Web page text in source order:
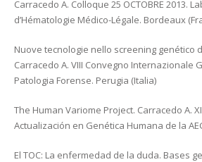
Carracedo A. Colloque 25 OCTOBRE 2013.
d’Hématologie Médico-Légale. Bordeaux
Nuove tecnologie nello screening genético
Carracedo A. VIII Convegno Internazionale
Patologia Forense. Perugia (Italia)
The Human Variome Project. Carracedo A.
Actualización en Genética Humana de la
El TOC: La enfermedad de la duda. Bases